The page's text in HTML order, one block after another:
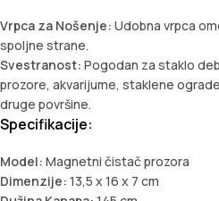
Vrpca za Nošenje: Udobna vrpca
spoljne strane.
Svestranost: Pogodan za staklo
prozore, akvarijume, staklene
druge površine.
Specifikacije:
Model: Magnetni čistač prozora
Dimenzije: 13,5 x 16 x 7 cm